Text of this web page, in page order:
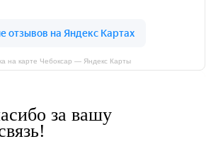
на карте Чебоксар — Яндекс Карты
за вашу